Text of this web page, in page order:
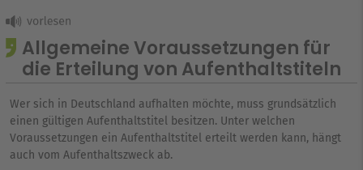
Allgemeine Voraussetzungen für
die Erteilung von Aufenthaltstiteln
Wer sich in Deutschland aufhalten möchte, muss grundsätzlich
einen gültigen Aufenthaltstitel besitzen. Unter welchen
Voraussetzungen ein Aufenthaltstitel erteilt werden kann, hängt
auch vom Aufenthaltszweck ab.